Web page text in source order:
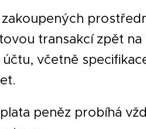
transakcí zpět
včetně
peněz probíhá